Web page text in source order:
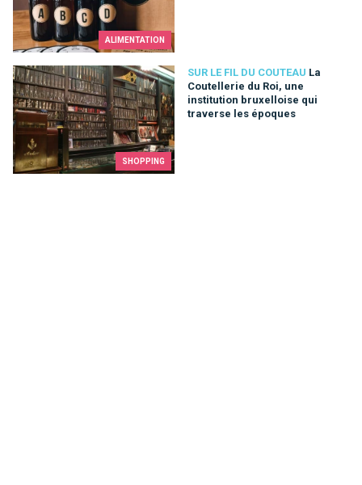
ALIMENTATION
SHOPPING
SUR LE FIL DU COUTEAU La
Coutellerie du Roi, une
institution bruxelloise qui
traverse les époques
La Coutellerie du Roi, une institution bruxelloise qui traverse